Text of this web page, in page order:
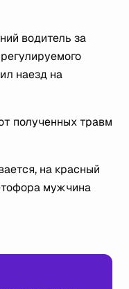
водитель за
наезд на
полученных травм
на красный
мужчина